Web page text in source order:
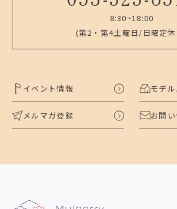
8:30~18:00
(第2・第4土曜日/日曜定
イベント情報 モデ
メルマガ登録 お問